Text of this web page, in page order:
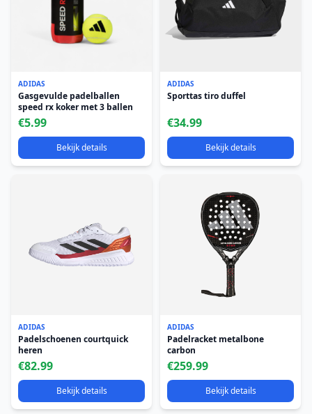
ADIDAS
Gasgevulde padelballen
speed rx koker met 3 ballen
€5.99
Bekijk details
ADIDAS
Sporttas tiro duffel
€34.99
Bekijk details
ADIDAS
Padelschoenen courtquick
heren
€82.99
Bekijk details
ADIDAS
Padelracket metalbone
carbon
€259.99
Bekijk details